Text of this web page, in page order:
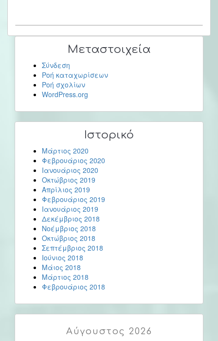
Μεταστοιχεία
Σύνδεση
Ροή καταχωρίσεων
Ροή σχολίων
WordPress.org
Ιστορικό
Μάρτιος 2020
Φεβρουάριος 2020
Ιανουάριος 2020
Οκτώβριος 2019
Απρίλιος 2019
Φεβρουάριος 2019
Ιανουάριος 2019
Δεκέμβριος 2018
Νοέμβριος 2018
Οκτώβριος 2018
Σεπτέμβριος 2018
Ιούνιος 2018
Μάιος 2018
Μάρτιος 2018
Φεβρουάριος 2018
Αύγουστος 2026